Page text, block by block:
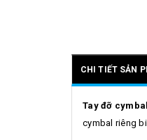
CHI TIẾT SẢN
Tay đỡ
cymbal riêng